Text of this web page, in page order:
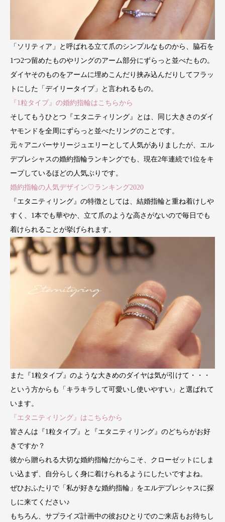
「ソリティア」と呼ばれる立て爪のシンプルなものから、脇石を
1つ2つ留めたものやリングのアーム部分にずらっと並べたもの。
ダイヤそのものをアームに埋めこんだり挟み込んだりしてフラッ
トにした「デイリータイプ」と言われるもの。
『1粒タイプ』の婚約指輪はこちらから
そしてもうひとつ『エタニティリング』とは、同じ大きさのダイ
ヤモンドを全周にずらっと並べたリングのことです。
元々アニバーサリージュエリーとして人気がありましたが、エル
デプレシャスの婚約指輪ランキングでも、現在2年連続で1位をキ
ープしているほどの人気ぶりです。
婚約指輪の人気デザイン♡ランキング2020
『エタニティリング』の特徴としては、結婚指輪と重ね着けしや
すく、1本でも華やか、立て爪のような高さがないので毎日でも
着けられることが挙げられます。
また『1粒タイプ』のような大きめのダイヤは気が引けて・・・
という方からも「キラキラして可愛いし使いやすい」と選ばれて
います。
『エタニティリング』はこちらから
皆さんは『1粒タイプ』と『エタニティリング』のどちらがお好
きですか？
彼から贈られる大切な婚約指輪だからこそ、クローゼットにしま
い込まず、自分らしく身に着けられるようにしたいですよね。
ぜひおふたりで「私が好きな婚約指輪」をエルデプレシャスに探
しに来てください♪
もちろん、サプライズ計画中の彼おひとりでのご来店もお待ちし